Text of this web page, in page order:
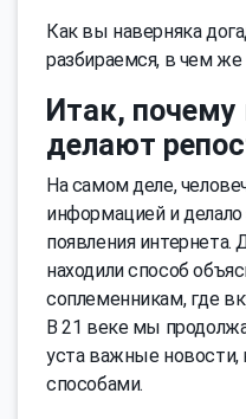
Как вы наверняка
разбираемся, в чем же
Итак,
делают
На самом деле,
информацией и
появления
находили способ
соплеменникам, где
В 21 веке мы
уста важные
способами.